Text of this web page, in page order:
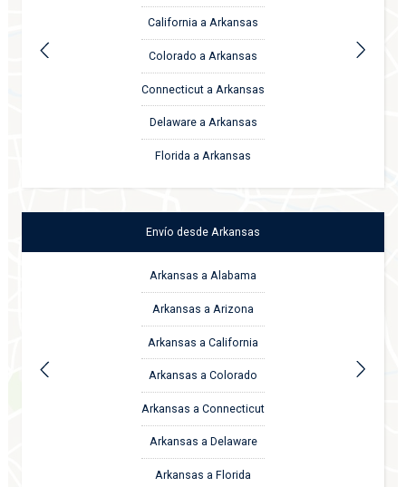
California a Arkansas
Colorado a Arkansas
Connecticut a Arkansas
Delaware a Arkansas
Florida a Arkansas
Envío desde Arkansas
Arkansas a Alabama
Arkansas a Arizona
Arkansas a California
Arkansas a Colorado
Arkansas a Connecticut
Arkansas a Delaware
Arkansas a Florida